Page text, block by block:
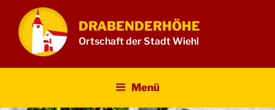
Inhalt
springen
DRABENDERHÖHE
Ortschaft der Stadt Wiehl
Menü